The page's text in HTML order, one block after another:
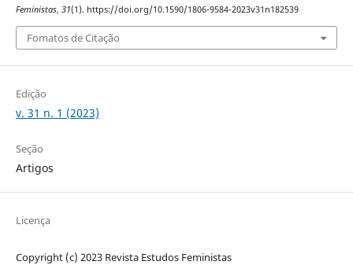
Feministas, 31(1). https://doi.org/10.1590/1806-9584-2023v31n182539
Fomatos de Citação
Edição
v. 31 n. 1 (2023)
Seção
Artigos
Licença
Copyright (c) 2023 Revista Estudos Feministas